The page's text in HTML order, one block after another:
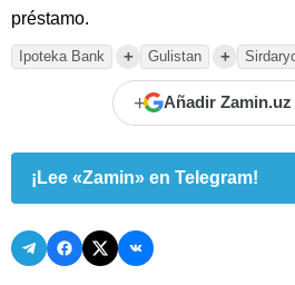
préstamo.
Ipoteka Bank + Gulistan +
+ Añadir Zamin.uz
¡Lee «Zamin» en Telegram!